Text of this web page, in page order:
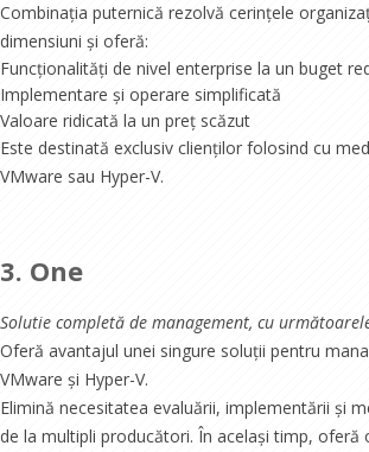
Combinația puternică rezolvă cerințele
dimensiuni și oferă:
Funcționalități de nivel enterprise la un buget
Implementare și operare simplificată
Valoare ridicată la un preț scăzut
Este destinată exclusiv clienților folosind cu
VMware sau Hyper-V.
3. One
Solutie completă de management, cu
Oferă avantajul unei singure soluții pentru
VMware și Hyper-V.
Elimină necesitatea evaluării, implementării și
de la multipli producători. În același timp, oferă